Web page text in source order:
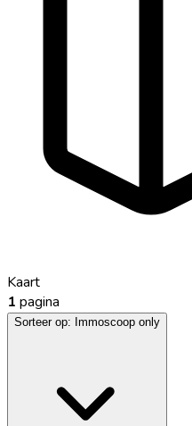
Kaart
1 pagina
Sorteer op: Immoscoop only